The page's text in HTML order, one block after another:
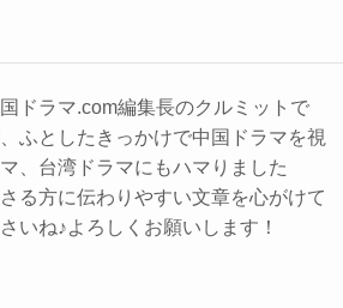
ドラマ.com編集長のクルミットで
ふとしたきっかけで中国ドラマを視
、台湾ドラマにもハマりました
る方に伝わりやすい文章を心がけて
いね♪よろしくお願いします！